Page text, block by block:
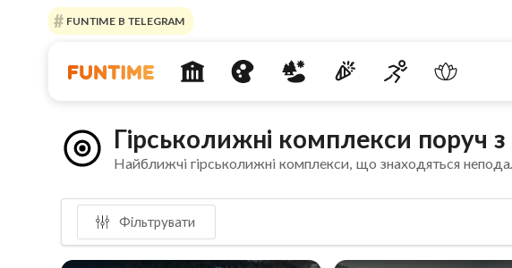
FUNTIME В TELEGRAM
Гірськолижні комплекси поруч
Найближчі гірськолижні комплекси, що знаходяться
Фільтрувати